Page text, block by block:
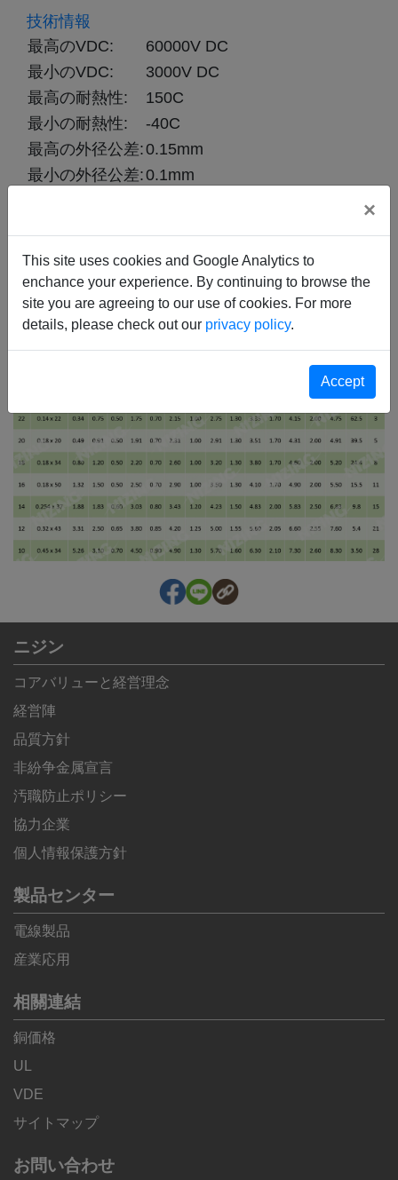
技術情報
最高のVDC:
60000V DC
最小のVDC:
3000V DC
最高の耐熱性:
150C
最小の耐熱性:
-40C
最高の外径公差:0.15mm
最小の外径公差:0.1mm
ニジン
コアバリューと経営理念
経営陣
品質方針
非紛争金属宣言
汚職防止ポリシー
協力企業
個人情報保護方針
製品センター
電線製品
産業応用
相關連結
銅価格
UL
VDE
サイトマップ
お問い合わせ
×
This site uses cookies and Google Analytics to
enchance your experience. By continuing to browse the
site you are agreeing to our use of cookies. For more
details, please check out our privacy policy.